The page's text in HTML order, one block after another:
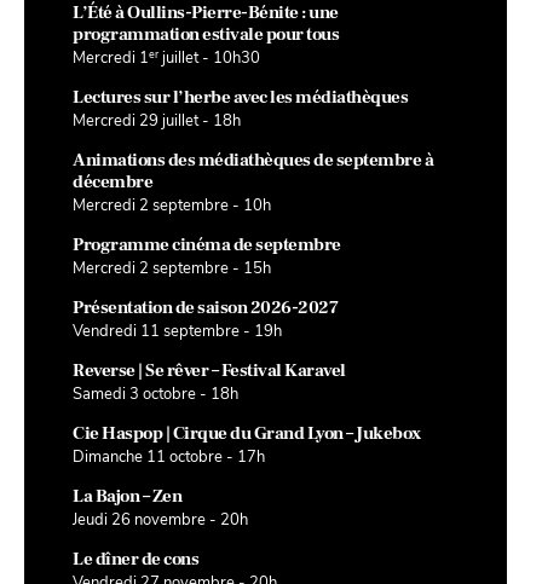
L’Été à Oullins-Pierre-Bénite : une
programmation estivale pour tous
Mercredi 1er juillet - 10h30
Lectures sur l’herbe avec les médiathèques
Mercredi 29 juillet - 18h
Animations des médiathèques de septembre à
décembre
Mercredi 2 septembre - 10h
Programme cinéma de septembre
Mercredi 2 septembre - 15h
Présentation de saison 2026-2027
Vendredi 11 septembre - 19h
Reverse | Se rêver – Festival Karavel
Samedi 3 octobre - 18h
Cie Haspop | Cirque du Grand Lyon – Jukebox
Dimanche 11 octobre - 17h
La Bajon – Zen
Jeudi 26 novembre - 20h
Le dîner de cons